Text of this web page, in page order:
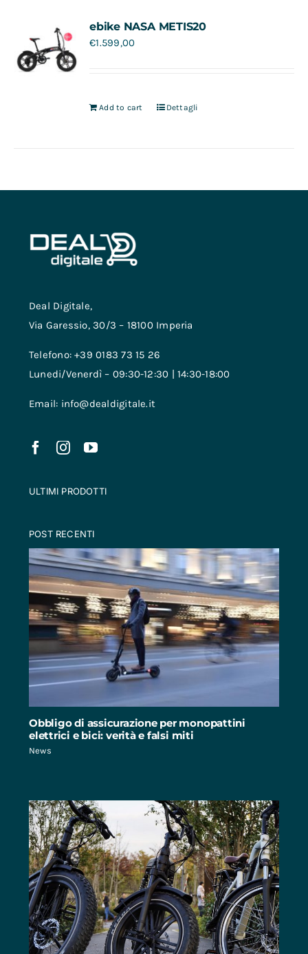
ebike NASA METIS20
€1.599,00
Add to cart Dettagli
Deal Digitale,
Via Garessio, 30/3 – 18100 Imperia
Telefono: +39 0183 73 15 26
Lunedi/Venerdì – 09:30-12:30 | 14:30-18:00
Email: info@dealdigitale.it
ULTIMI PRODOTTI
POST RECENTI
Obbligo di assicurazione per monopattini
elettrici e bici: verità e falsi miti
News